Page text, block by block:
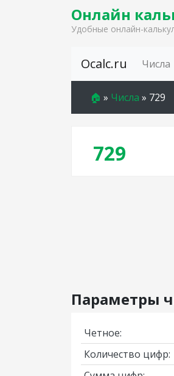
Онлайн
Удобные онлайн-
Ocalc.ru Числа
🏠 » Числа » 729
729
Параметры
Четное:
Количество цифр: